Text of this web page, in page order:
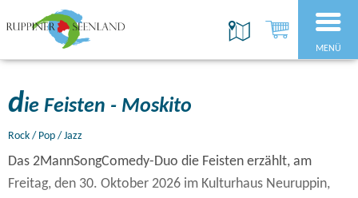
MENÜ
die Feisten - Moskito
Rock / Pop / Jazz
Das 2MannSongComedy-Duo die Feisten erzählt, am
Freitag, den 30. Oktober 2026 im Kulturhaus Neuruppin,